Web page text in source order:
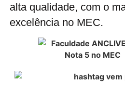
alta qualidade, com o
excelência no MEC.